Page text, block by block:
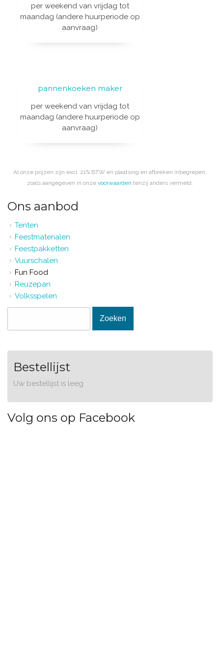
per weekend van vrijdag tot
maandag (andere huurperiode op
aanvraag)
pannenkoeken maker
per weekend van vrijdag tot
maandag (andere huurperiode op
aanvraag)
Al onze prijzen zijn excl. 21% BTW en plaatsing en afbreken inbegrepen,
zoals aangegeven in onze voorwaarden tenzij anders vermeld.
Ons aanbod
Tenten
Feestmaterialen
Feestpakketten
Vuurschalen
Fun Food
Reuzepan
Volksspelen
Zoekveld
Bestellijst
Uw bestellijst is leeg
Volg ons op Facebook